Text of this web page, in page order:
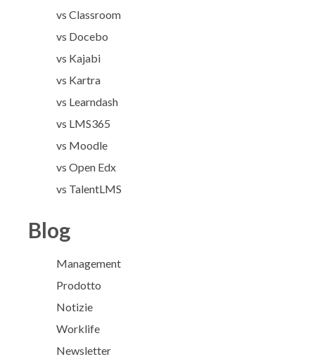
vs Classroom
vs Docebo
vs Kajabi
vs Kartra
vs Learndash
vs LMS365
vs Moodle
vs Open Edx
vs TalentLMS
Blog
Management
Prodotto
Notizie
Worklife
Newsletter